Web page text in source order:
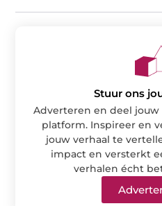
Stuur ons
Adverteren en deel
platform. Inspireer en
jouw verhaal te
impact en versterkt
verhalen écht